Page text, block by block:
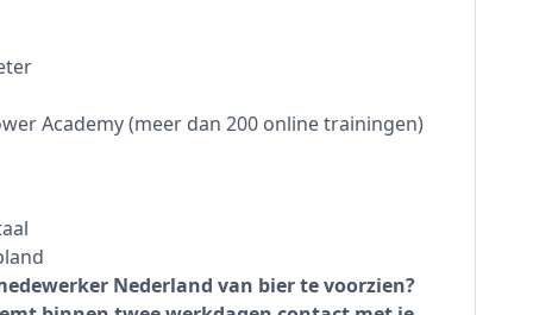
Academy (meer dan 200 online trainingen)
Nederland van bier te voorzien?